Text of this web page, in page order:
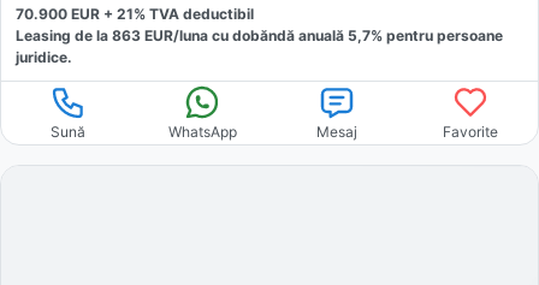
70.900 EUR + 21% TVA deductibil
Leasing de la 863 EUR/luna cu dobăndă anuală 5,7% pentru persoane
juridice.
Sună WhatsApp Mesaj Favorite